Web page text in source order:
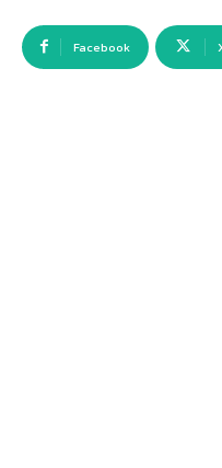
Facebook